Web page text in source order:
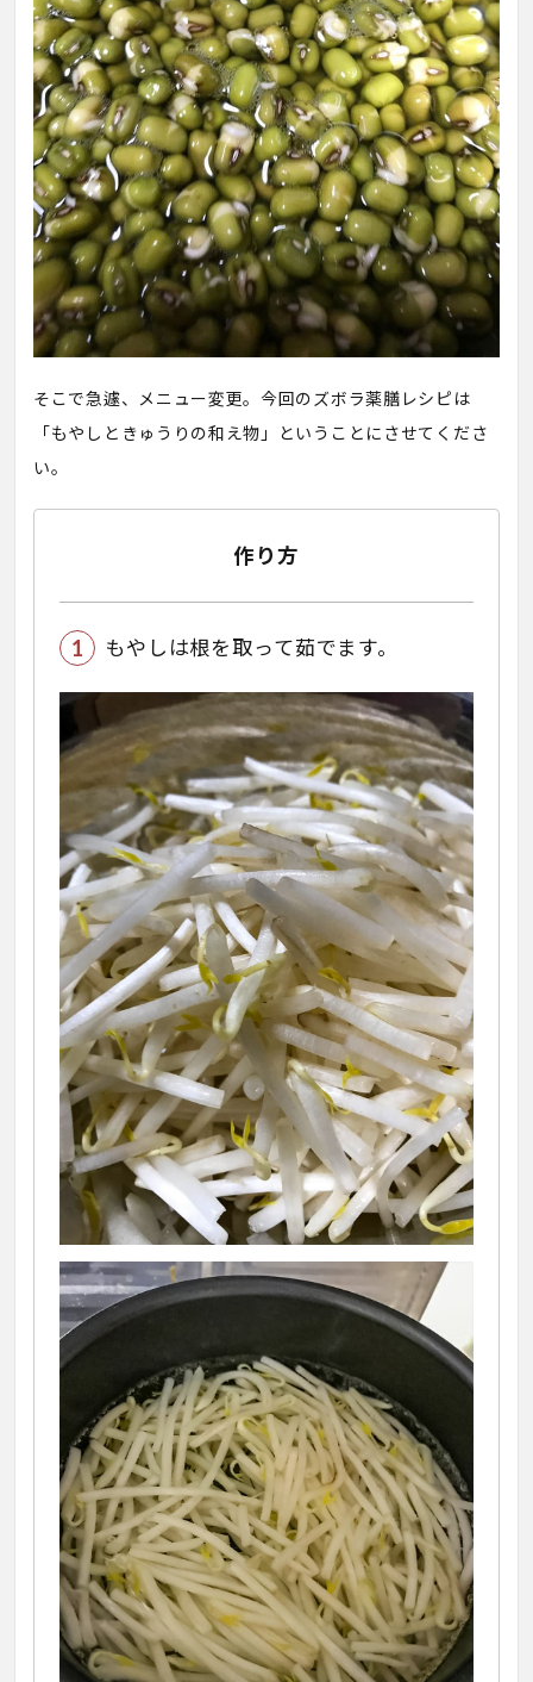
そこで急遽、メニュー変更。今回のズボラ薬膳レシピは
「もやしときゅうりの和え物」ということにさせてくださ
い。
作り方
もやしは根を取って茹でます。